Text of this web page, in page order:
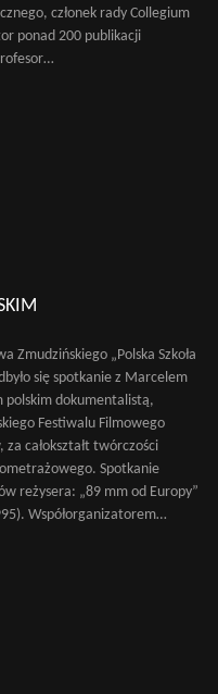
członek rady Collegium
ponad 200 publikacji
Zmudzińskiego „Polska Szkoła
się spotkanie z Marcelem
polskim dokumentalistą,
Festiwalu Filmowego
za całokształt twórczości
Spotkanie
reżysera: „89 mm od Europy”
Współorganizatorem…